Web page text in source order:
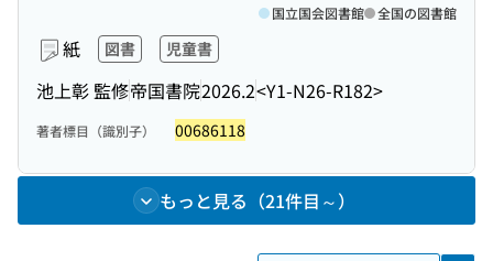
紙 図書 児童書
池上彰 監修帝国書院2026.2<Y1-N26-R182>
国立国会図書館 全国の図書館
著者標目（識別子） 00686118
もっと見る（21件目～）